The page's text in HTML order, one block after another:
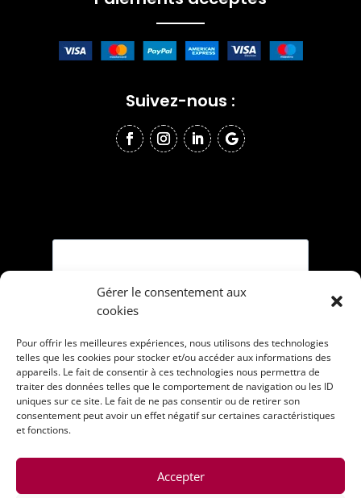
Gérer le consentement aux
cookies
Pour offrir les meilleures expériences, nous utilisons des technologies
telles que les cookies pour stocker et/ou accéder aux informations des
appareils. Le fait de consentir à ces technologies nous permettra de
traiter des données telles que le comportement de navigation ou les ID
uniques sur ce site. Le fait de ne pas consentir ou de retirer son
consentement peut avoir un effet négatif sur certaines caractéristiques
et fonctions.
Accepter
Suivez-nous :